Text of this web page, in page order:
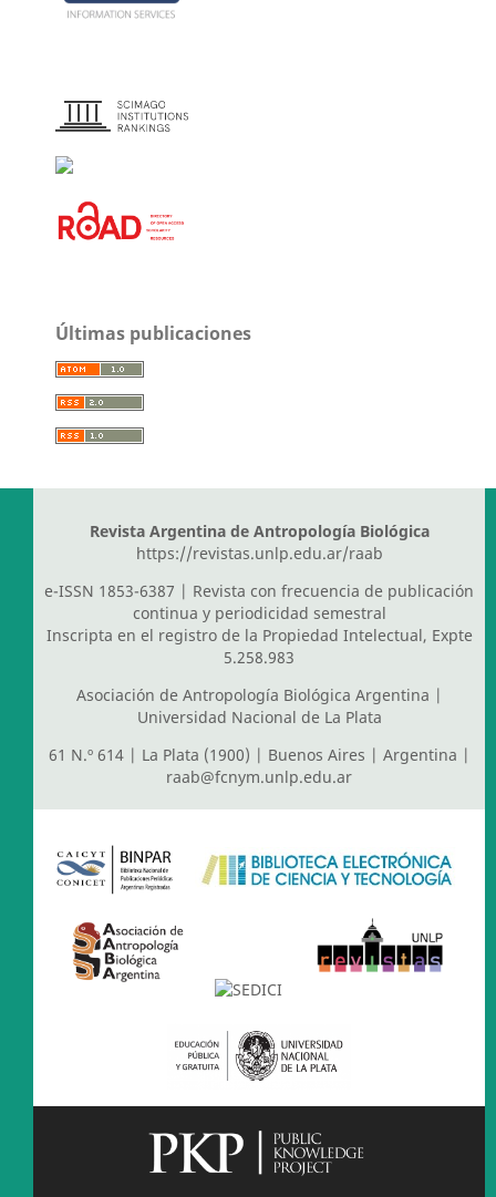
Últimas publicaciones
Revista Argentina de Antropología Biológica
https://revistas.unlp.edu.ar/raab
e-ISSN 1853-6387 | Revista con frecuencia de publicación
continua y periodicidad semestral
Inscripta en el registro de la Propiedad Intelectual, Expte
5.258.983
Asociación de Antropología Biológica Argentina |
Universidad Nacional de La Plata
61 N.º 614 | La Plata (1900) | Buenos Aires | Argentina |
raab@fcnym.unlp.edu.ar